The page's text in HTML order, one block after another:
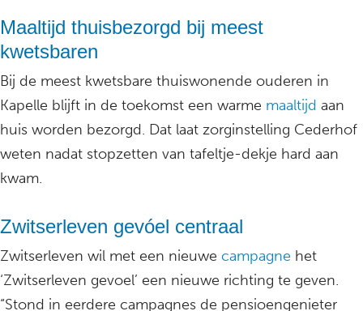
Maaltijd thuisbezorgd bij meest
kwetsbaren
Bij de meest kwetsbare thuiswonende ouderen in
Kapelle blijft in de toekomst een warme maaltijd aan
huis worden bezorgd. Dat laat zorginstelling Cederhof
weten nadat stopzetten van tafeltje-dekje hard aan
kwam.
Zwitserleven gevóel centraal
Zwitserleven wil met een nieuwe campagne het
‘Zwitserleven gevoel’ een nieuwe richting te geven.
“Stond in eerdere campagnes de pensioengenieter